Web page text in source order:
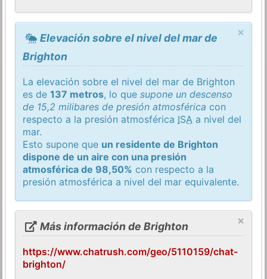
×
Elevación sobre el nivel del mar de
Brighton
La elevación sobre el nivel del mar de Brighton
es de137 metros, lo quesupone un descenso
de 15,2 milibares de presión atmosférica con
respecto a la presión atmosférica ISA a nivel del
mar.
Esto supone que un residente de Brighton
dispone de un aire con una presión
atmosférica de 98,50% con respecto a la
presión atmosférica a nivel del mar equivalente.
×
Más información de Brighton
https://www.chatrush.com/geo/5110159/chat-
brighton/